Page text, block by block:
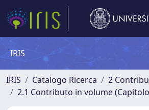
IRIS
IRIS Catalogo Ricerca
2
2.1 Contributo in volume